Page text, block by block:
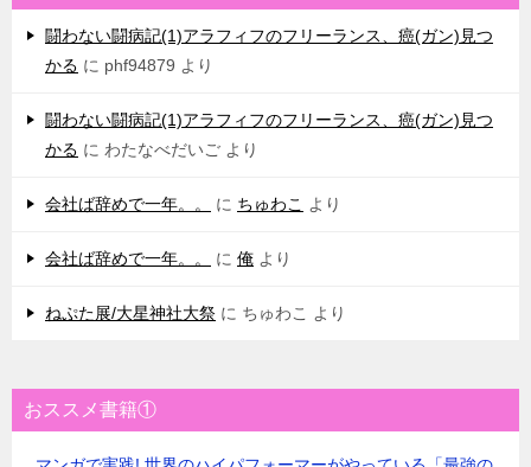
闘わない闘病記(1)アラフィフのフリーランス、癌(ガン)見つ
かる に phf94879 より
闘わない闘病記(1)アラフィフのフリーランス、癌(ガン)見つ
かる に わたなべだいご より
会社ば辞めで一年。。 に ちゅわこ より
会社ば辞めで一年。。 に 俺 より
ねぷた展/大星神社大祭 に ちゅわこ より
おススメ書籍①